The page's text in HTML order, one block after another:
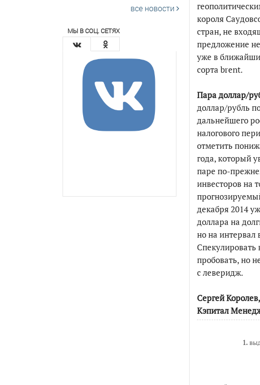
все новости
МЫ В СОЦ. СЕТЯХ
короля
стран, не
предложение
уже в
сорта brent.
Пара доллар/
доллар/рубль
дальнейшего
налогового
отметить
года, который
паре по-
инвесторов на
декабря 2014
доллара на
но на интервал
пробовать, но
с леверидж.
Сергей
Кэпитал
1.